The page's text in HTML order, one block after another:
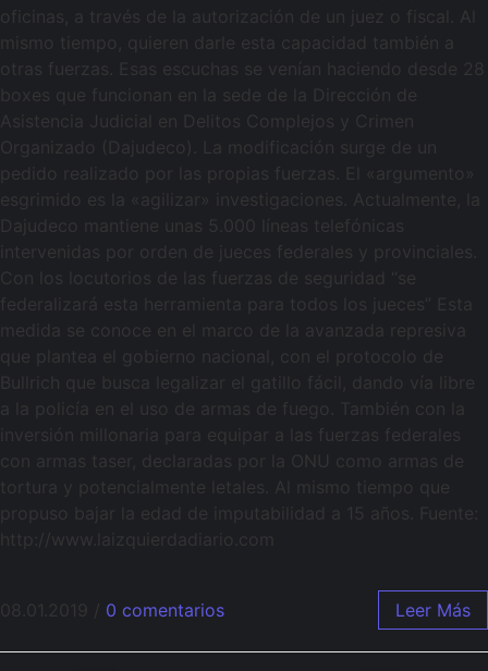
oficinas, a través de la autorización de un juez o fiscal. Al
mismo tiempo, quieren darle esta capacidad también a
otras fuerzas. Esas escuchas se venían haciendo desde 28
boxes que funcionan en la sede de la Dirección de
Asistencia Judicial en Delitos Complejos y Crimen
Organizado (Dajudeco). La modificación surge de un
pedido realizado por las propias fuerzas. El «argumento»
esgrimido es la «agilizar» investigaciones. Actualmente, la
Dajudeco mantiene unas 5.000 líneas telefónicas
intervenidas por orden de jueces federales y provinciales.
Con los locutorios de las fuerzas de seguridad “se
federalizará esta herramienta para todos los jueces” Esta
medida se conoce en el marco de la avanzada represiva
que plantea el gobierno nacional, con el protocolo de
Bullrich que busca legalizar el gatillo fácil, dando vía libre
a la policía en el uso de armas de fuego. También con la
inversión millonaria para equipar a las fuerzas federales
con armas taser, declaradas por la ONU como armas de
tortura y potencialmente letales. Al mismo tiempo que
propuso bajar la edad de imputabilidad a 15 años. Fuente:
http://www.laizquierdadiario.com
08.01.2019 0 comentarios Leer Más